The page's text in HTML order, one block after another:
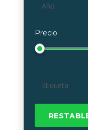
Año
Precio
Etiqueta